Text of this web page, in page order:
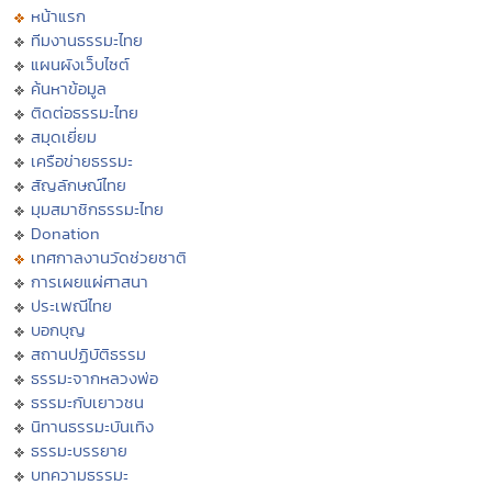
หน้าแรก
ทีมงานธรรมะไทย
แผนผังเว็บไซต์
ค้นหาข้อมูล
ติดต่อธรรมะไทย
สมุดเยี่ยม
เครือข่ายธรรมะ
สัญลักษณ์ไทย
มุมสมาชิกธรรมะไทย
Donation
เทศกาลงานวัดช่วยชาติ
การเผยแผ่ศาสนา
ประเพณีไทย
บอกบุญ
สถานปฏิบัติธรรม
ธรรมะจากหลวงพ่อ
ธรรมะกับเยาวชน
นิทานธรรมะบันเทิง
ธรรมะบรรยาย
บทความธรรมะ